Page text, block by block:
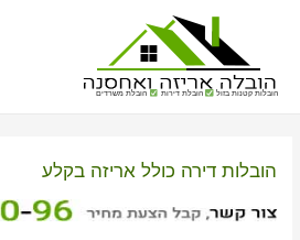
הובלות קטנות בזול הובלת דירות הובלת משרדים
הובלות דירה כולל אריזה בקלע